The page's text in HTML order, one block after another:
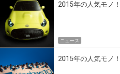
2015年の人気モノ
ニュース
2015年の人気モノ